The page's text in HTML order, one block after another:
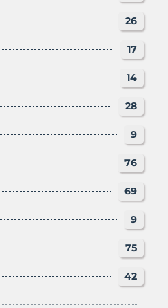
26
17
14
28
9
76
69
9
75
42